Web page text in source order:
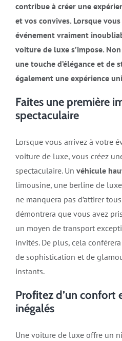
contribue à créer une
et vos convives. Lorsque
événement vraiment
voiture de luxe s’impose.
une touche d’élégance et de
également une expérience
Faites une première
spectaculaire
Lorsque vous arrivez à votre
voiture de luxe, vous créez
spectaculaire. Un véhicule
limousine, une berline de
ne manquera pas d’attirer
démontrera que vous avez
un moyen de transport
invités. De plus, cela
de sophistication et de
instants.
Profitez d’un confort
inégalés
Une voiture de luxe offre un